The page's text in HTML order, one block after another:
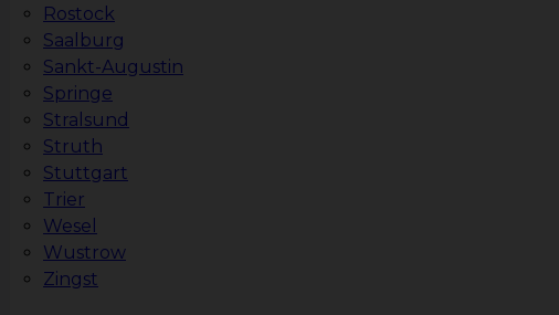
Rostock
Saalburg
Sankt-Augustin
Springe
Stralsund
Struth
Stuttgart
Trier
Wesel
Wustrow
Zingst